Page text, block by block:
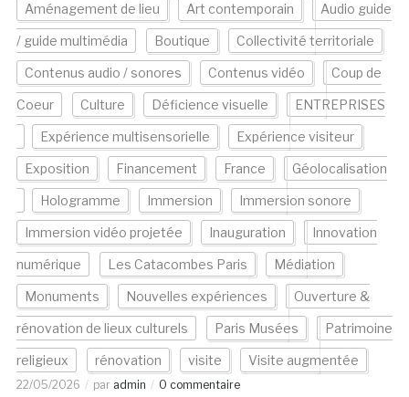
Aménagement de lieu Art contemporain Audio guide
/ guide multimédia Boutique Collectivité territoriale
Contenus audio / sonores Contenus vidéo Coup de
Coeur Culture Déficience visuelle ENTREPRISES
Expérience multisensorielle Expérience visiteur
Exposition Financement France Géolocalisation
Hologramme Immersion Immersion sonore
Immersion vidéo projetée Inauguration Innovation
numérique Les Catacombes Paris Médiation
Monuments Nouvelles expériences Ouverture &
rénovation de lieux culturels Paris Musées Patrimoine
religieux rénovation visite Visite augmentée
22/05/2026 par admin 0 commentaire